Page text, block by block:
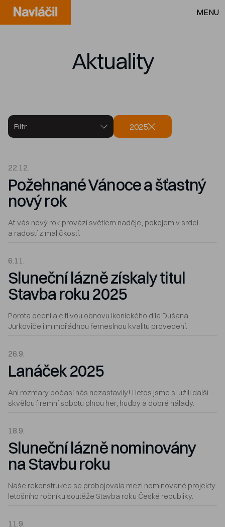
MENU
Aktuality
Filtr 2025
22.12.
Požehnané Vánoce a šťastný
nový rok
Ať vás nový rok provází světlem naděje, pokojem v srdci
a radostí z maličkostí.
6.11.
Sluneční lázně získaly titul
Stavba roku 2025
Porota ocenila citlivou obnovu ikonického díla Dušana
Jurkoviče i mimořádnou řemeslnou kvalitu provedení.
26.9.
Lanáček 2025
Ani rozmary počasí nás nezastavily! I letos jsme si užili další
skvělou firemní sobotu plnou her, hudby a dobré nálady.
18.9.
Sluneční lázně nominovány
na Stavbu roku
Naše rekonstrukce se probojovala mezi nominované projekty
letošního ročníku soutěže Stavba roku České republiky.
11.9.